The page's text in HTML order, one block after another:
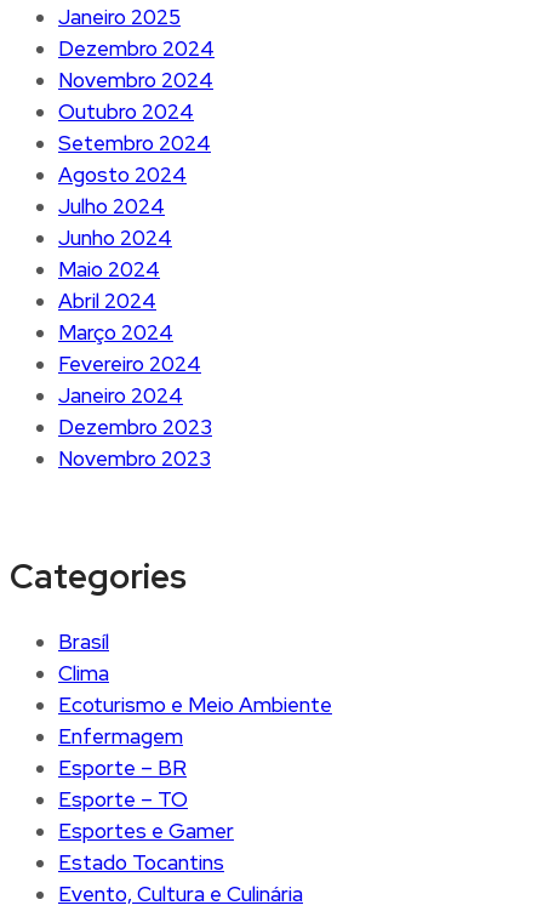
Janeiro 2025
Dezembro 2024
Novembro 2024
Outubro 2024
Setembro 2024
Agosto 2024
Julho 2024
Junho 2024
Maio 2024
Abril 2024
Março 2024
Fevereiro 2024
Janeiro 2024
Dezembro 2023
Novembro 2023
Categories
Brasíl
Clima
Ecoturismo e Meio Ambiente
Enfermagem
Esporte – BR
Esporte – TO
Esportes e Gamer
Estado Tocantins
Evento, Cultura e Culinária